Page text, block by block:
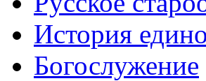
История
Богослужение